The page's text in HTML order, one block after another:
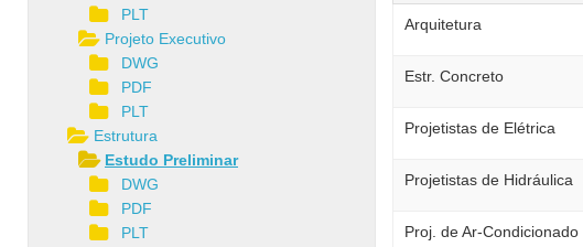
Arquitetura
Estr. Concreto
Projetistas de Elétrica
Projetistas de Hidráulica
Proj. de Ar-Condicionado
PLT
Projeto Executivo
DWG
PDF
PLT
Estrutura
Estudo Preliminar
DWG
PDF
PLT